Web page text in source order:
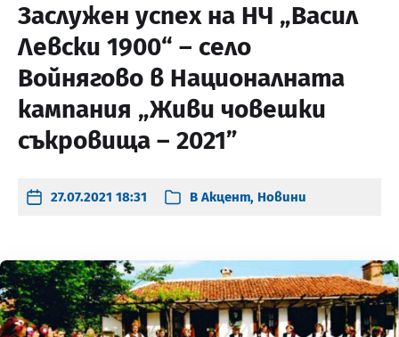
Заслужен успех на НЧ „Васил
Левски 1900“ – село
Войнягово в Националната
кампания „Живи човешки
съкровища – 2021”
27.07.2021 18:31 В Акцент, Новини